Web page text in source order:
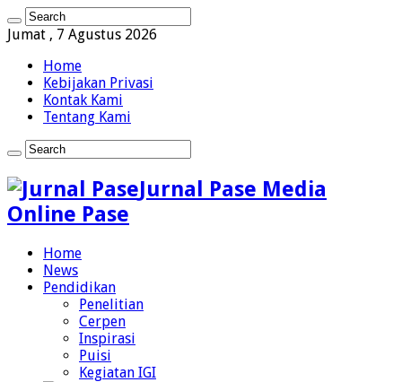
Jumat , 7 Agustus 2026
Home
Kebijakan Privasi
Kontak Kami
Tentang Kami
Jurnal Pase Media
Online Pase
Home
News
Pendidikan
Penelitian
Cerpen
Inspirasi
Puisi
Kegiatan IGI